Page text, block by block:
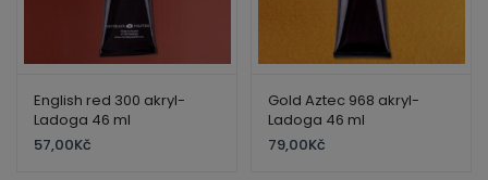
English red 300 akryl-
Ladoga 46 ml
57,00Kč
Gold Aztec 968 akryl-
Ladoga 46 ml
79,00Kč